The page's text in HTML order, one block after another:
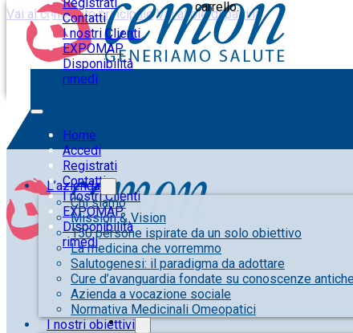
Vai al contenuto principale Vai al piè di pagina
Contatti
I nostri Clienti
EXPOMAP
Disponibilità
rimedi
Home
Accedi
Registrati
Contatti
I nostri Clienti
EXPOMAP
Disponibilità
rimedi
carrello.
L’azienda
Chi siamo
Mission & Vision
150 persone ispirate da un solo obiettivo
La medicina che vorremmo
Salutogenesi: il paradigma da adottare
Cure d’avanguardia fondate su conoscenze antiche
Azienda a vocazione sociale
Normativa Medicinali Omeopatici
I nostri obiettivi